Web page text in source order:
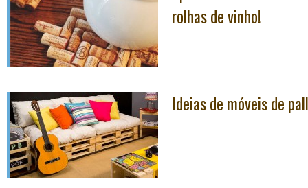
rolhas de vinho!
Ideias de móveis de